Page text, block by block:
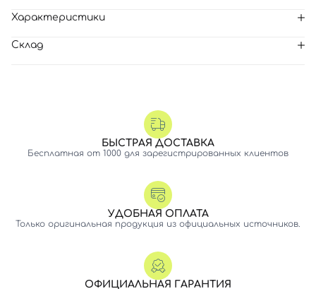
Характеристики
Склад
БЫСТРАЯ ДОСТАВКА
Бесплатная от 1000 для зарегистрированных клиентов
УДОБНАЯ ОПЛАТА
Только оригинальная продукция из официальных источников.
ОФИЦИАЛЬНАЯ ГАРАНТИЯ